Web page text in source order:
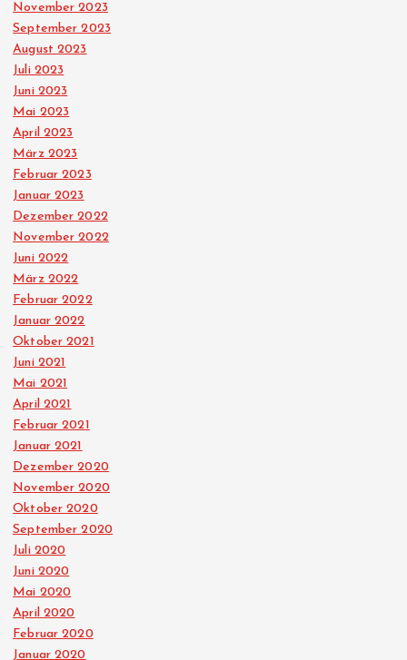
November 2023
September 2023
August 2023
Juli 2023
Juni 2023
Mai 2023
April 2023
März 2023
Februar 2023
Januar 2023
Dezember 2022
November 2022
Juni 2022
März 2022
Februar 2022
Januar 2022
Oktober 2021
Juni 2021
Mai 2021
April 2021
Februar 2021
Januar 2021
Dezember 2020
November 2020
Oktober 2020
September 2020
Juli 2020
Juni 2020
Mai 2020
April 2020
Februar 2020
Januar 2020